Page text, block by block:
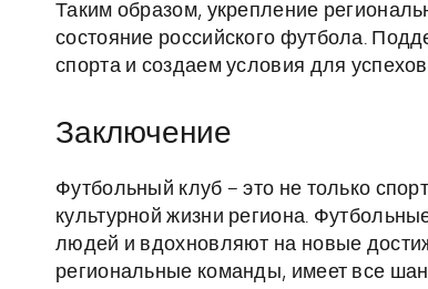
Таким образом, укрепление
состояние российского футбола.
спорта и создаем условия для
Заключение
Футбольный клуб – это не только
культурной жизни региона.
людей и вдохновляют на новые
региональные команды, имеет все